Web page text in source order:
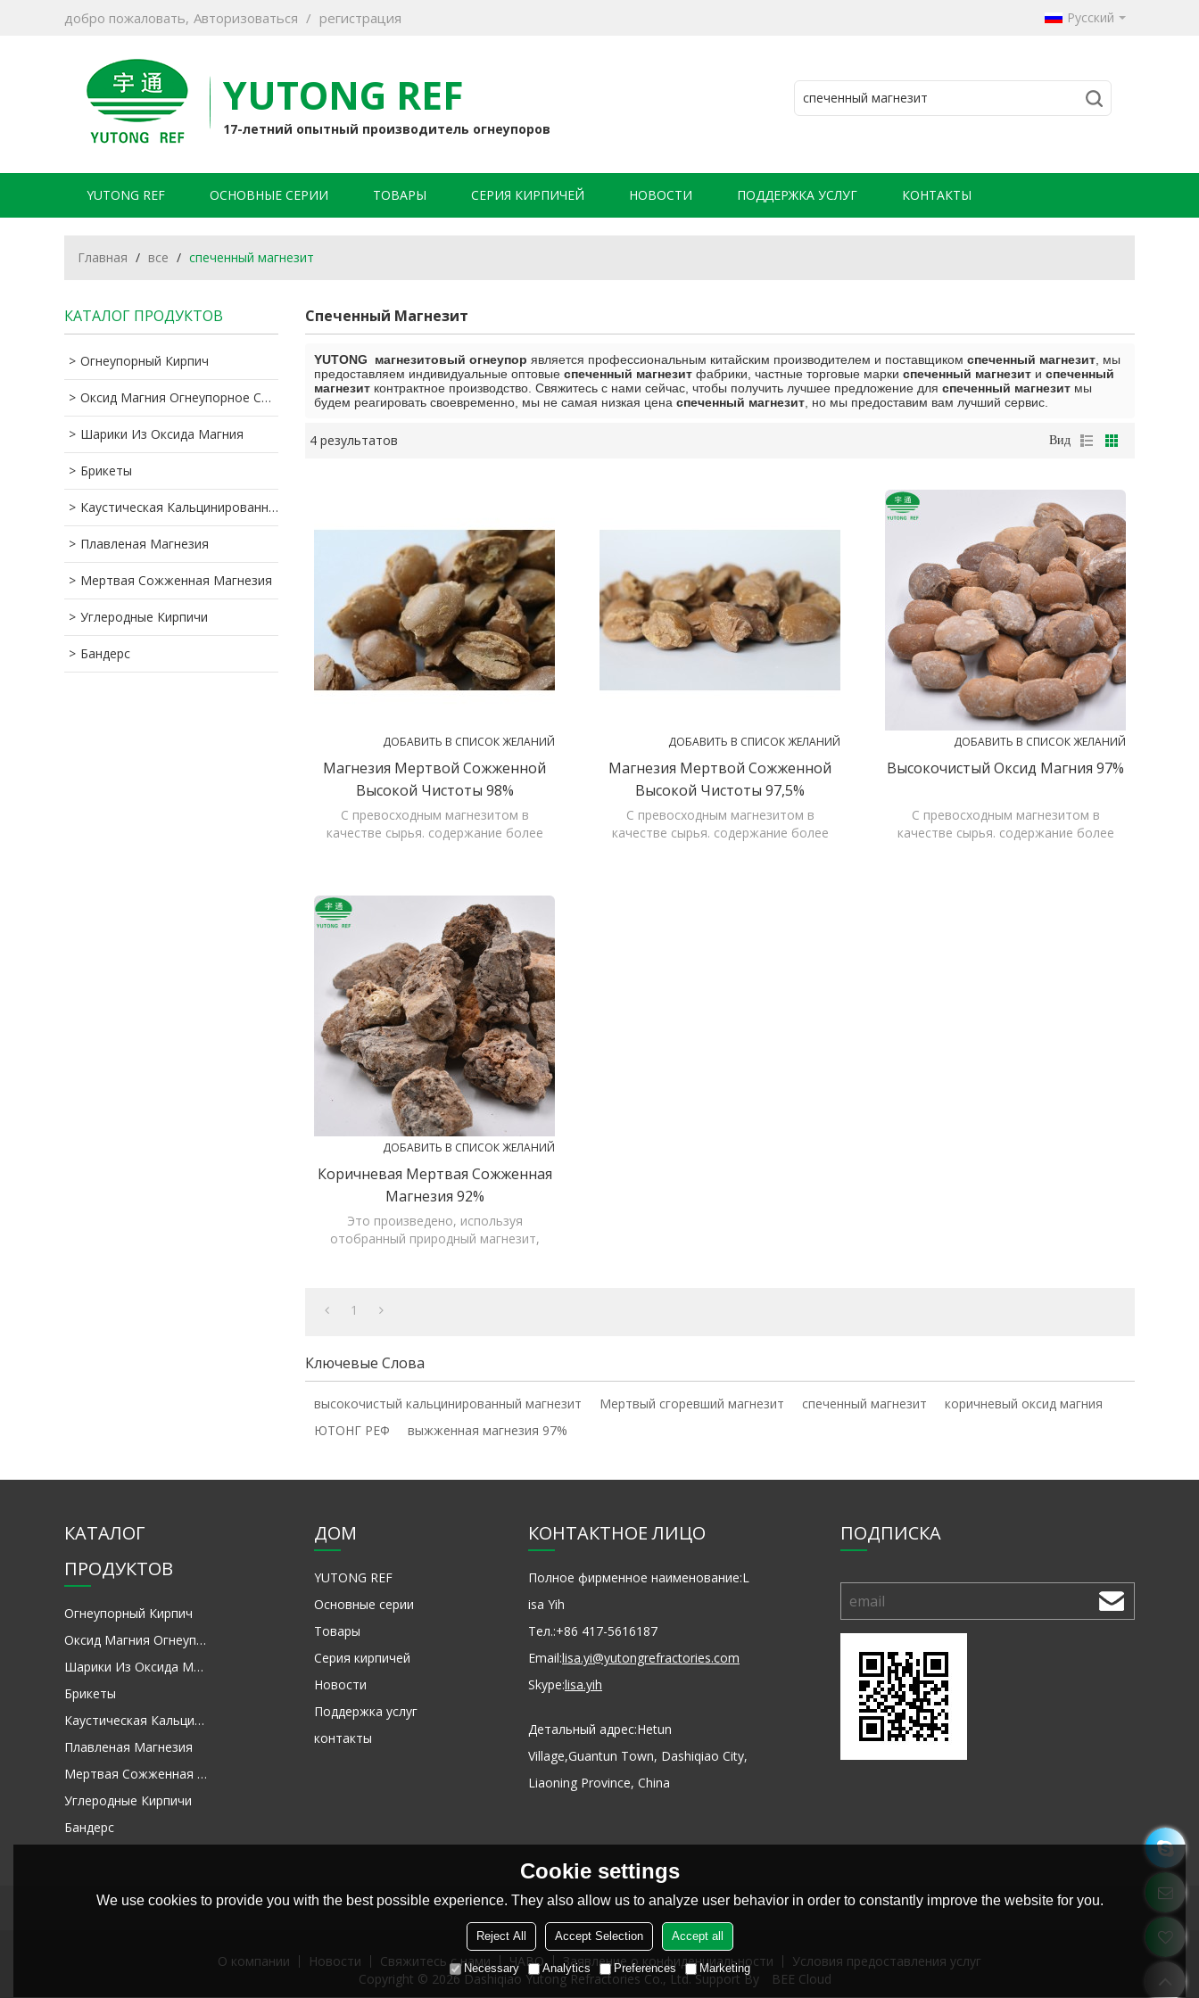
добро пожаловать, Авторизоваться / регистрация Русский
YUTONG REF
17-летний опытный производитель огнеупоров
YUTONG REF ОСНОВНЫЕ СЕРИИ ТОВАРЫ СЕРИЯ КИРПИЧЕЙ НОВОСТИ ПОДДЕРЖКА УСЛУГ КОНТАКТЫ
Главная / все / спеченный магнезит
КАТАЛОГ ПРОДУКТОВ
Огнеупорный Кирпич
Оксид Магния Огнеупорное Сырье
Шарики Из Оксида Магния
Брикеты
Каустическая Кальцинированная Магнезия
Плавленая Магнезия
Мертвая Сожженная Магнезия
Углеродные Кирпичи
Бандерс
Спеченный Магнезит
YUTONG магнезитовый огнеупор является профессиональным китайским производителем и поставщиком спеченный магнезит , мы
предоставляем индивидуальные оптовые спеченный магнезит фабрики, частные торговые марки спеченный магнезит и спеченный
магнезит контрактное производство. Свяжитесь с нами сейчас, чтобы получить лучшее предложение для спеченный магнезит мы
будем реагировать своевременно, мы не самая низкая цена спеченный магнезит , но мы предоставим вам лучший сервис.
4 результатов Вид
ДОБАВИТЬ В СПИСОК ЖЕЛАНИЙ
Магнезия Мертвой Сожженной
Высокой Чистоты 98%
С превосходным магнезитом в
качестве сырья. содержание более
ДОБАВИТЬ В СПИСОК ЖЕЛАНИЙ
Магнезия Мертвой Сожженной
Высокой Чистоты 97,5%
С превосходным магнезитом в
качестве сырья. содержание более
ДОБАВИТЬ В СПИСОК ЖЕЛАНИЙ
Высокочистый Оксид Магния 97%
С превосходным магнезитом в
качестве сырья. содержание более
ДОБАВИТЬ В СПИСОК ЖЕЛАНИЙ
Коричневая Мертвая Сожженная
Магнезия 92%
Это произведено, используя
отобранный природный магнезит,
1
Ключевые Слова
высокочистый кальцинированный магнезит Мертвый сгоревший магнезит спеченный магнезит
коричневый оксид магния
ЮТОНГ РЕФ
выжженная магнезия 97%
КАТАЛОГ
ПРОДУКТОВ
Огнеупорный Кирпич
Оксид Магния Огнеупорное Сырье
Шарики Из Оксида Магния
Брикеты
Каустическая Кальцинированная Магнезия
Плавленая Магнезия
Мертвая Сожженная Магнезия
Углеродные Кирпичи
Бандерс
ДОМ
YUTONG REF
Основные серии
Товары
Серия кирпичей
Новости
Поддержка услуг
контакты
КОНТАКТНОЕ ЛИЦО
Полное фирменное наименование:L
isa Yih
Тел.:+86 417-5616187
Email:lisa.yi@yutongrefractories.com
Skype:lisa.yih
Детальный адрес:Hetun
Village,Guantun Town, Dashiqiao City,
Liaoning Province, China
ПОДПИСКА
О компании Новости Свяжитесь с нами ЧАВО Заявление о конфиденциальности
Условия предоставления услуг
Copyright © 2026 Dashiqiao Yutong Refractories Co., Ltd.Support By BEE Cloud
Cookie settings
We use cookies to provide you with the best possible experience. They also allow us to analyze user behavior in order to constantly improve the website for you.
Reject All Accept Selection Accept all
Necessary Analytics Preferences Marketing